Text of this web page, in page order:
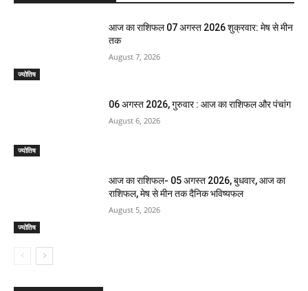
ज्योतिष
आज का राशिफल 07 अगस्त 2026 शुक्रवार: मेष से मीन
तक
August 7, 2026
ज्योतिष
06 अगस्त 2026, गुरुवार : आज का राशिफल और पंचांग
August 6, 2026
ज्योतिष
आज का राशिफल- 05 अगस्त 2026, बुधवार, आज का
राशिफल, मेष से मीन तक दैनिक भविष्यफल
August 5, 2026